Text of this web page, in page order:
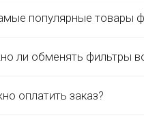
популярные товары
ли обменять фильтры
оплатить заказ?